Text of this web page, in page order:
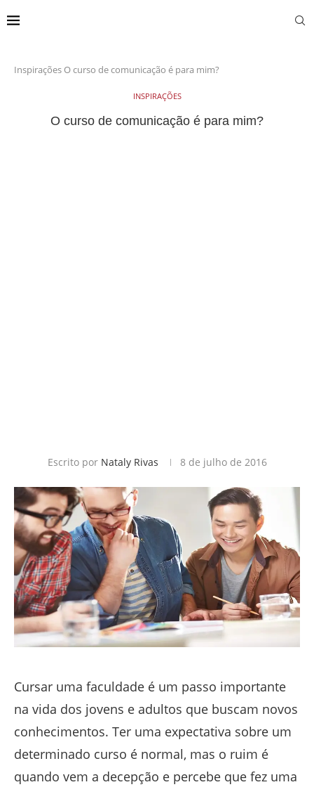
Inspirações O curso de comunicação é para mim?
INSPIRAÇÕES
O curso de comunicação é para mim?
Escrito por Nataly Rivas 8 de julho de 2016
Cursar uma faculdade é um passo importante
na vida dos jovens e adultos que buscam novos
conhecimentos. Ter uma expectativa sobre um
determinado curso é normal, mas o ruim é
quando vem a decepção e percebe que fez uma